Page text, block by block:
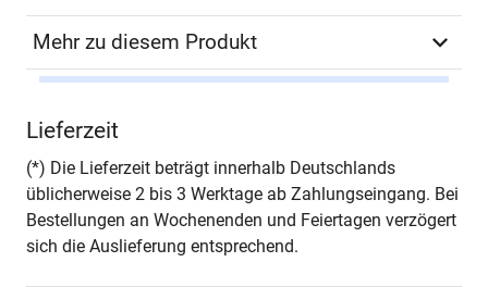
Mehr zu diesem Produkt
Seiten 322
Jahr Hamburg 2024
Lieferzeit
(*) Die Lieferzeit beträgt innerhalb Deutschlands
üblicherweise 2 bis 3 Werktage ab Zahlungseingang. Bei
Bestellungen an Wochenenden und Feiertagen verzögert
sich die Auslieferung entsprechend.